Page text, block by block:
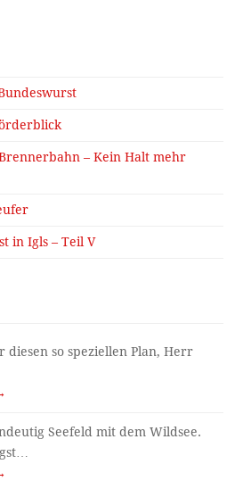
– Kein Halt mehr
in Igls – Teil V
diesen so speziellen Plan, Herr
Seefeld mit dem Wildsee.